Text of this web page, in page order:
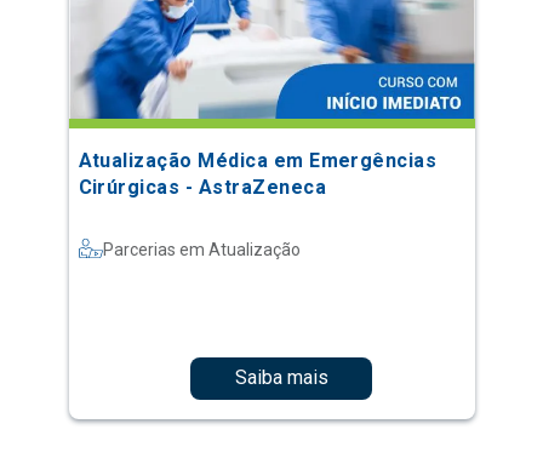
Atualização Médica em Emergências
Cirúrgicas - AstraZeneca
Parcerias em Atualização
Saiba mais